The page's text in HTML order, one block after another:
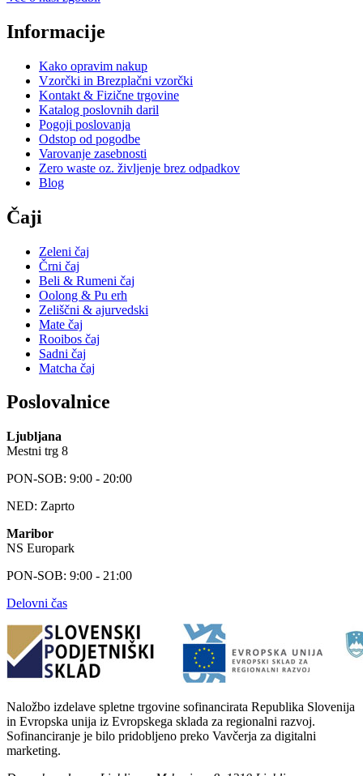
Informacije
Kako opravim nakup
Vzorčki in Brezplačni vzorčki
Kontakt & Fizične trgovine
Katalog poslovnih daril
Pogoji poslovanja
Odstop od pogodbe
Varovanje zasebnosti
Zero waste oz. življenje brez odpadkov
Blog
Čaji
Zeleni čaj
Črni čaj
Beli & Rumeni čaj
Oolong & Pu erh
Zeliščni & ajurvedski
Mate čaj
Rooibos čaj
Sadni čaj
Matcha čaj
Poslovalnice
Ljubljana
Mestni trg 8
PON-SOB: 9:00 - 20:00
NED: Zaprto
Maribor
NS Europark
PON-SOB: 9:00 - 21:00
Delovni čas
Naložbo izdelave spletne trgovine sofinancirata Republika Slovenija
in Evropska unija iz Evropskega sklada za regionalni razvoj.
Sofinanciranje je bilo pridobljeno preko Vavčerja za digitalni
marketing.